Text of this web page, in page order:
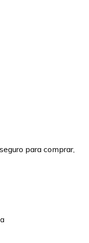
para comprar,